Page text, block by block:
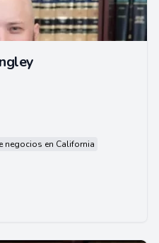
negocios en California